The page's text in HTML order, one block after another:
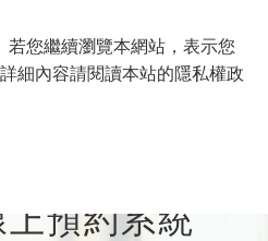
若您繼續瀏覽本網站，表示您
細內容請閱讀本站的隱私權政
造
預約系統